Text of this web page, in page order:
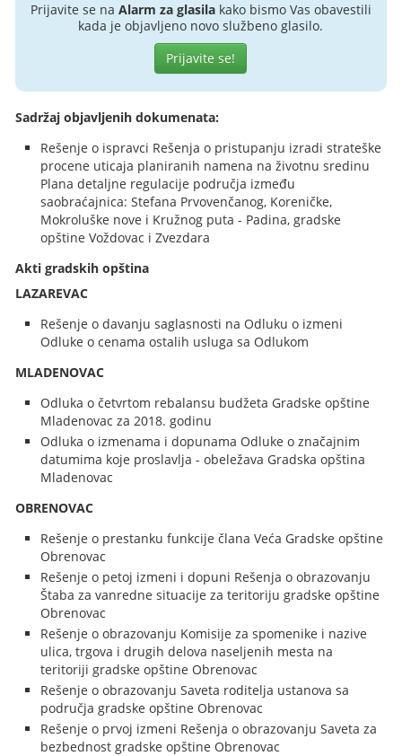
Prijavite se na Alarm za glasilakako bismo Vas obavestili
kada je objavljeno novo službeno glasilo.
Prijavite se!
Sadržaj objavljenih dokumenata:
Rešenje o ispravci Rešenja o pristupanju izradi strateške
procene uticaja planiranih namena na životnu sredinu
Plana detaljne regulacije područja između
saobraćajnica: Stefana Prvovenčanog, Koreničke,
Mokroluške nove i Kružnog puta - Padina, gradske
opštine Voždovac i Zvezdara
Akti gradskih opština
LAZAREVAC
Rešenje o davanju saglasnosti na Odluku o izmeni
Odluke o cenama ostalih usluga sa Odlukom
MLADENOVAC
Odluka o četvrtom rebalansu budžeta Gradske opštine
Mladenovac za 2018. godinu
Odluka o izmenama i dopunama Odluke o značajnim
datumima koje proslavlja - obeležava Gradska opština
Mladenovac
OBRENOVAC
Rešenje o prestanku funkcije člana Veća Gradske opštine
Obrenovac
Rešenje o petoj izmeni i dopuni Rešenja o obrazovanju
Štaba za vanredne situacije za teritoriju gradske opštine
Obrenovac
Rešenje o obrazovanju Komisije za spomenike i nazive
ulica, trgova i drugih delova naseljenih mesta na
teritoriji gradske opštine Obrenovac
Rešenje o obrazovanju Saveta roditelja ustanova sa
područja gradske opštine Obrenovac
Rešenje o prvoj izmeni Rešenja o obrazovanju Saveta za
bezbednost gradske opštine Obrenovac